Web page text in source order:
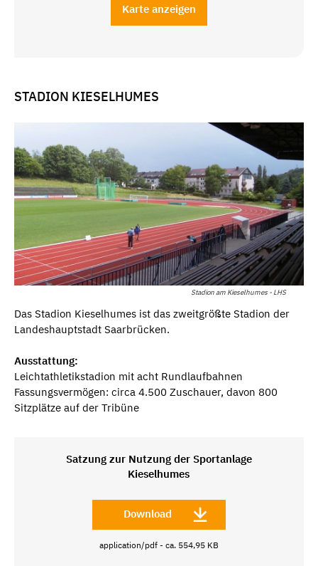
Karte anzeigen
STADION KIESELHUMES
Stadion am Kieselhumes - LHS
Das Stadion Kieselhumes ist das zweitgrößte Stadion der
Landeshauptstadt Saarbrücken.
Ausstattung:
Leichtathletikstadion mit acht Rundlaufbahnen
Fassungsvermögen: circa 4.500 Zuschauer, davon 800
Sitzplätze auf der Tribüne
Satzung zur Nutzung der Sportanlage
Kieselhumes
Download
application/pdf - ca. 554,95 KB